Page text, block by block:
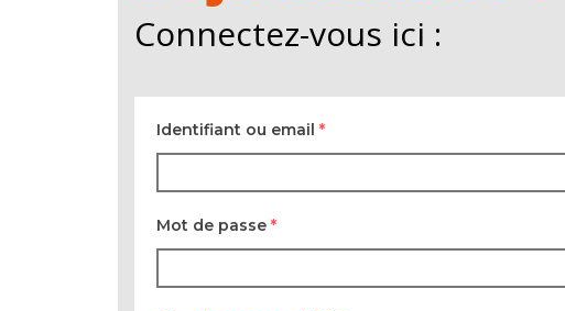
Connectez-vous ici :
Identifiant ou email *
Mot de passe *